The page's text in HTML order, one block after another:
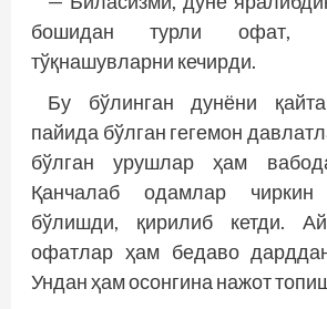
бошидан турли офат,
тўқнашувларни кечирди.
Бу бўлинган дунёни
пайида бўлган гегемон
бўлган урушлар ҳам
Қанчалаб одамлар
бўлишди, қирилиб кетди.
офатлар ҳам бедаво
Ундан ҳам осонгина нажот